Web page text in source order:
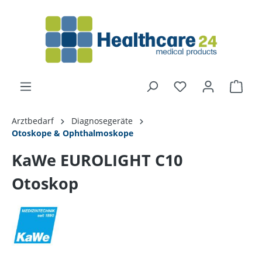
Arztbedarf
Diagnosegeräte
Otoskope & Ophthalmoskope
KaWe EUROLIGHT C10
Otoskop